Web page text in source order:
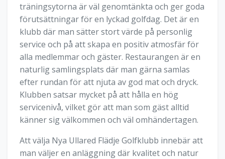
träningsytorna är väl genomtänkta och ger goda
förutsättningar för en lyckad golfdag. Det är en
klubb där man sätter stort värde på personlig
service och på att skapa en positiv atmosfär för
alla medlemmar och gäster. Restaurangen är en
naturlig samlingsplats där man gärna samlas
efter rundan för att njuta av god mat och dryck.
Klubben satsar mycket på att hålla en hög
servicenivå, vilket gör att man som gäst alltid
känner sig välkommen och väl omhändertagen.
Att välja Nya Ullared Flädje Golfklubb innebär att
man väljer en anläggning där kvalitet och natur